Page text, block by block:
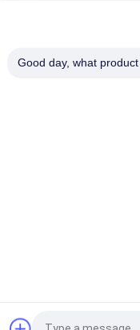
Good day, what